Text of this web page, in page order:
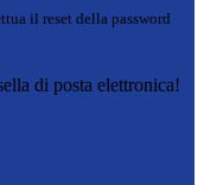
il reset della password
di posta elettronica!